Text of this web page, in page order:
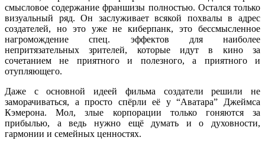
смысловое содержание франшизы полностью. Остался только
визуальный ряд. Он заслуживает всякой похвалы в адрес
создателей, но это уже не киберпанк, это бессмысленное
нагромождение спец. эффектов для наиболее
непритязательных зрителей, которые идут в кино за
сочетанием не приятного и полезного, а приятного и
отупляющего.
Даже с основной идеей фильма создатели решили не
заморачиваться, а просто спёрли её у “Аватара” Джеймса
Кэмерона. Мол, злые корпорации только гоняются за
прибылью, а ведь нужно ещё думать и о духовности,
гармонии и семейных ценностях.